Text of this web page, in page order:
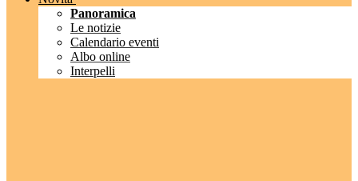
Panoramica
Le notizie
Calendario eventi
Albo online
Interpelli